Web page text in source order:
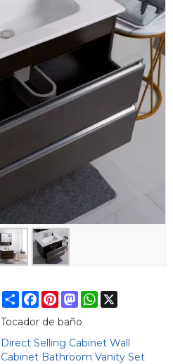
ShareFacebook
Pinterest
Mastodon
WhatsApp
X
Tocador de baño
Direct Selling Cabinet Wall
Cabinet Bathroom Vanity Set